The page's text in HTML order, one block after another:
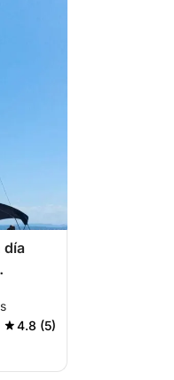
día
de un
4.8 (5)